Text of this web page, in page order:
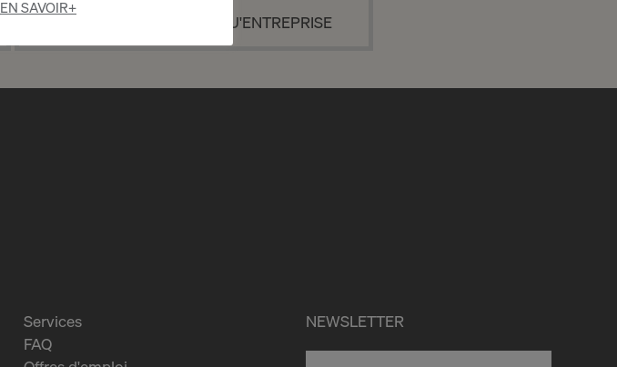
INSCRIPTION EN TANT QU'ENTREPRISE
Services
FAQ
NEWSLETTER
EN SAVOIR+